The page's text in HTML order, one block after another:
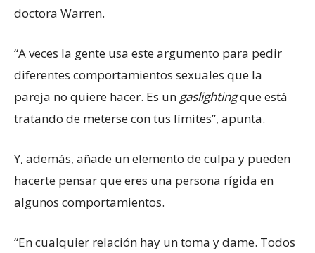
doctora Warren.
“A veces la gente usa este argumento para pedir
diferentes comportamientos sexuales que la
pareja no quiere hacer. Es un gaslightingque está
tratando de meterse con tus límites”, apunta.
Y, además, añade un elemento de culpa y pueden
hacerte pensar que eres una persona rígida en
algunos comportamientos.
“En cualquier relación hay un toma y dame. Todos